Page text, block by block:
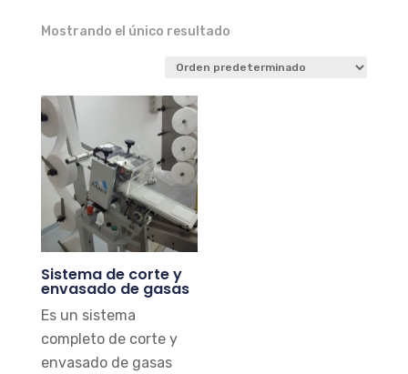
Mostrando el único resultado
Sistema de corte y
envasado de gasas
Es un sistema
completo de corte y
envasado de gasas